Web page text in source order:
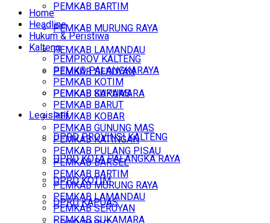
PEMKAB BARTIM
PEMKAB MURUNG RAYA
PEMKAB LAMANDAU
PEMKAB SERUYAN
PEMKAB SUKAMARA
Legislatif
DPRD PROVINSI KALTENG
DPRD KOTA PALANGKA RAYA
DPRD KOTIM
DPRD KAPUAS
Home
Headline
Hukum & Peristiwa
Kalteng
PEMPROV KALTENG
PEMKO PALANGKARAYA
PEMKAB KOTIM
PEMKAB KAPUAS
PEMKAB BARUT
PEMKAB KOBAR
PEMKAB GUNUNG MAS
PEMKAB KATINGAN
PEMKAB PULANG PISAU
PEMKAB BARSEL
PEMKAB BARTIM
PEMKAB MURUNG RAYA
PEMKAB LAMANDAU
PEMKAB SERUYAN
PEMKAB SUKAMARA